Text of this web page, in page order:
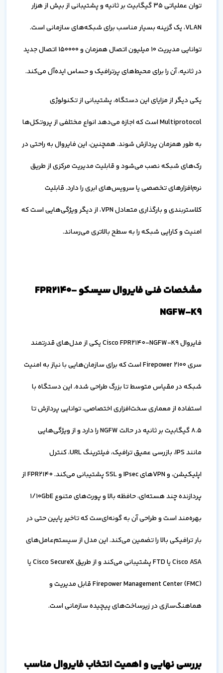
توان عملیاتی 35 گیگابیت بر ثانیه و پشتیبانی از بیش از هزار
VLAN، یک گزینه بسیار مناسب برای شبکه‌های سازمانی است.
توانایی مدیریت 10 میلیون اتصال همزمان و 150000 اتصال جدید
در ثانیه، آن را برای محیط‌های پرترافیک و حساس ایده‌آل می‌کند.
یکی دیگر از مزایای این دستگاه، پشتیبانی از تکنولوژی
Multiprotocol است که اجازه می‌دهد انواع مختلفی از پروتکل‌ها
به طور همزمان پردازش شوند. همچنین، این فایروال به راحتی در
رک‌های شبکه نصب می‌شود و قابلیت مدیریت مرکزی از طریق
نرم‌افزارهای تخصصی یا سرویس‌های ابری را دارد. قابلیت
کلاستربندی و بارگذاری متعادل VPN، از دیگر ویژگی‌هایی است که
امنیت و کارایی شبکه را به سطح بالاتری می‌رساند.
مشخصات فنی فایروال سیسکو FPR2140-
NGFW-K9
فایروال Cisco FPR2140-NGFW-K9 یکی از مدل‌های قدرتمند
سری Firepower 2100 است که برای سازمان‌هایی با نیاز به امنیت
شبکه در مقیاس متوسط تا بزرگ طراحی شده. این دستگاه با
استفاده از معماری سخت‌افزاری اختصاصی، توانایی پردازش تا
8.5 گیگابیت بر ثانیه در حالت NGFW را دارد و از ویژگی‌هایی
مانند IPS، بازرسی عمیق ترافیک، فیلترینگ URL، کنترل
اپلیکیشن، و VPN‌های IPsec و SSL پشتیبانی می‌کند. FPR2140 از
پردازنده چند هسته‌ای، حافظه بالا و پورت‌های متنوع 1/10GbE
بهره‌مند است و طراحی آن به گونه‌ای‌ست که تاخیر پایین حتی در
بار ترافیکی بالا را تضمین می‌کند. این مدل از سیستم‌عامل‌های
Cisco ASA یا FTD پشتیبانی می‌کند و از طریق Cisco SecureX یا
Firepower Management Center (FMC) قابل مدیریت و
هماهنگ‌سازی در زیرساخت‌های پیچیده سازمانی است.
بررسی نهایی و اهمیت انتخاب فایروال مناسب